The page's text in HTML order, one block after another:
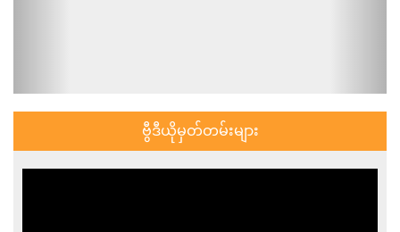
ဗွီဒီယိုမှတ်တမ်းများ